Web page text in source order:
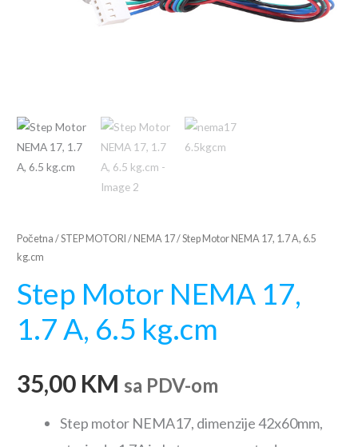
Početna /STEP MOTORI / NEMA 17/ Step Motor NEMA 17, 1.7 A, 6.5
kg.cm
Step Motor NEMA 17,
1.7 A, 6.5 kg.cm
35,00 KM sa PDV-om
Step motor NEMA17, dimenzije 42x60mm,